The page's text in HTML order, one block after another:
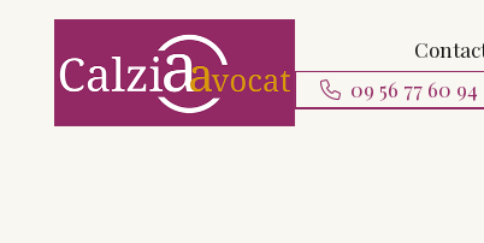
09 56 77 60 94